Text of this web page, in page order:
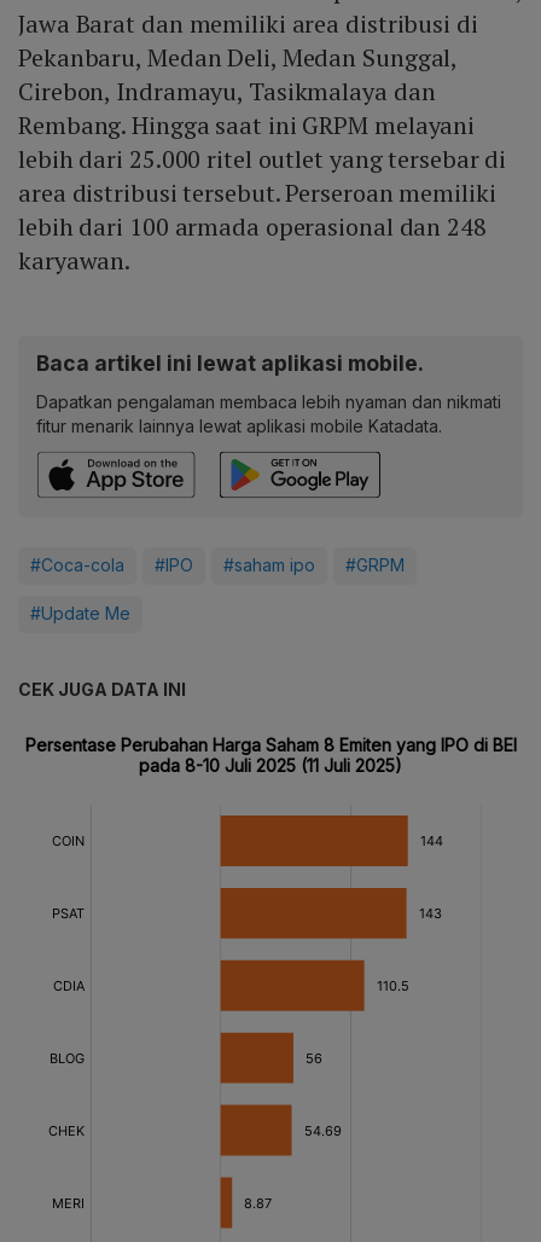
Jawa Barat dan memiliki area distribusi di
Pekanbaru, Medan Deli, Medan Sunggal,
Cirebon, Indramayu, Tasikmalaya dan
Rembang. Hingga saat ini GRPM melayani
lebih dari 25.000 ritel outlet yang tersebar di
area distribusi tersebut. Perseroan memiliki
lebih dari 100 armada operasional dan 248
karyawan.
Baca artikel ini lewat aplikasi mobile.
Dapatkan pengalaman membaca lebih nyaman dan nikmati
fitur menarik lainnya lewat aplikasi mobile Katadata.
#Coca-cola #IPO #saham ipo #GRPM
#Update Me
CEK JUGA DATA INI